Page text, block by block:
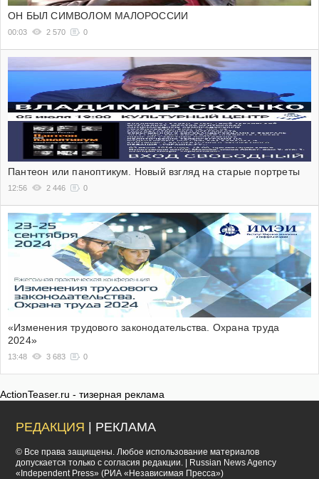
ОН БЫЛ СИМВОЛОМ МАЛОРОССИИ
00:03 2 570 0
Пантеон или паноптикум. Новый взгляд на старые портреты
12:56 2 446 0
«Изменения трудового законодательства. Охрана труда
2024»
13:48 3 683 0
ActionTeaser.ru - тизерная реклама
РЕДАКЦИЯ | РЕКЛАМА
© Все права защищены. Любое использование материалов
допускается только с согласия редакции. | Russian News Agency
«Independent Press» (РИА «Независимая Пресса»)